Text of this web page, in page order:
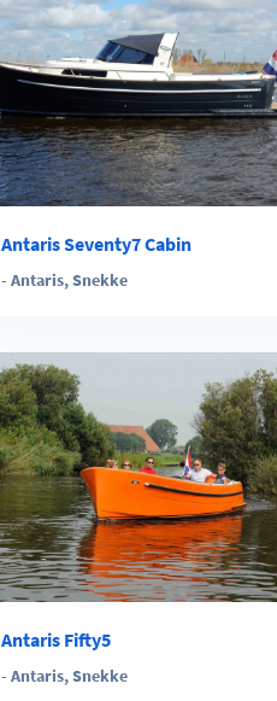
Antaris Seventy7 Cabin
-Antaris,Snekke
Antaris Fifty5
-Antaris,Snekke